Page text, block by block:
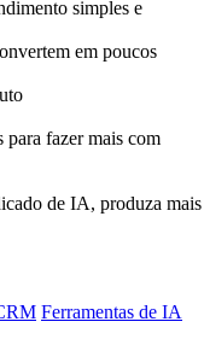
simples e
em poucos
para fazer mais com
de IA, produza mais
Ferramentas de IA